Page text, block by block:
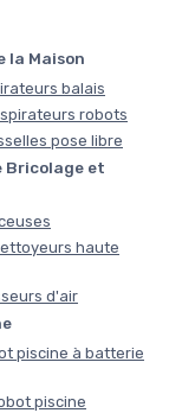
la Maison
balais
robots
pose libre
Bricolage et
haute
d'air
piscine à batterie
piscine